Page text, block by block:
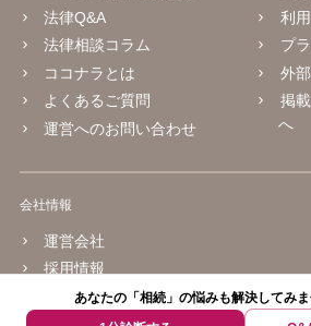
あなたの「相続」の悩みも解決してみま
法律Q&A
法律相談コラム
ココナラとは
よくあるご質問
運営へのお問い合わせ
利
プ
外
掲
へ
会社情報
運営会社
採用情報
© 2016 coconala Inc.